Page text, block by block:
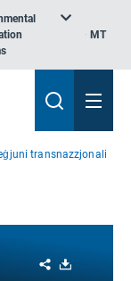
MT
transnazzjonali
Share